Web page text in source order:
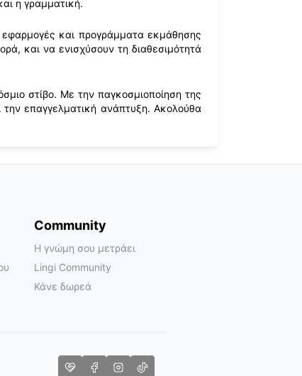
η γραμματική.
και προγράμματα εκμάθησης
και να ενισχύσουν τη διαθεσιμότητά
στίβο. Με την παγκοσμιοποίηση της
την επαγγελματική ανάπτυξη. Ακολούθα
Community
Η γνώμη σου μετράει
Lingi Community
Κάνε δωρεά